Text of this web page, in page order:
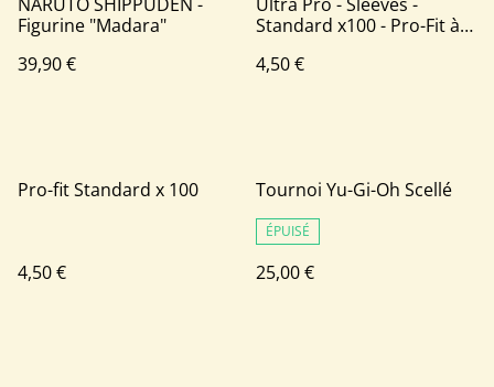
Figurine "Madara"
39,90 €
Standard x100 - Pro-Fit à
Transparent
4,50 €
Pro-fit Standard x 100
4,50 €
Tournoi Yu-Gi-Oh Scellé
ÉPUISÉ
25,00 €